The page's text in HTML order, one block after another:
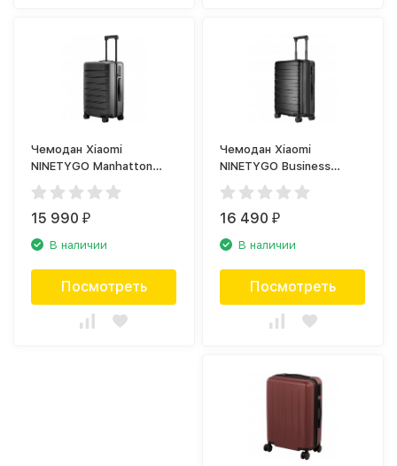
Чемодан Xiaomi
NINETYGO Manhatton
luggage-zipper 28,
чёрный
15 990₽
В наличии
Посмотреть
Чемодан Xiaomi
NINETYGO Business
Travel Luggage 28,
чёрный
16 490₽
В наличии
Посмотреть